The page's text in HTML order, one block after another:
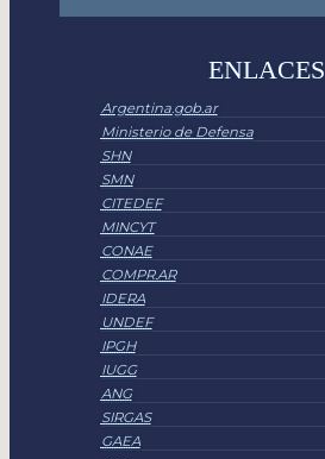
ENLACES
Argentina.gob.ar
Ministerio de Defensa
SHN
SMN
CITEDEF
MINCYT
CONAE
COMPR.AR
IDERA
UNDEF
IPGH
IUGG
ANG
SIRGAS
GAEA